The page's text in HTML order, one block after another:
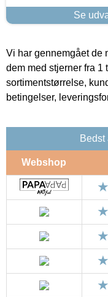
Se
Vi har gennemgået de
dem med stjerner fra 1
sortimentstørrelse,
betingelser,
Bedst
Webshop